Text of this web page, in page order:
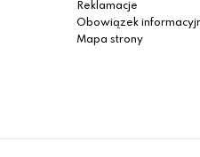
Reklamacje
Obowiązek
Mapa strony